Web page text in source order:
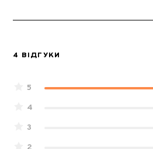
4 ВІДГУКИ
5
4
3